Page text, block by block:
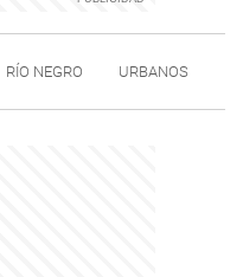
RÍO NEGRO URBANOS